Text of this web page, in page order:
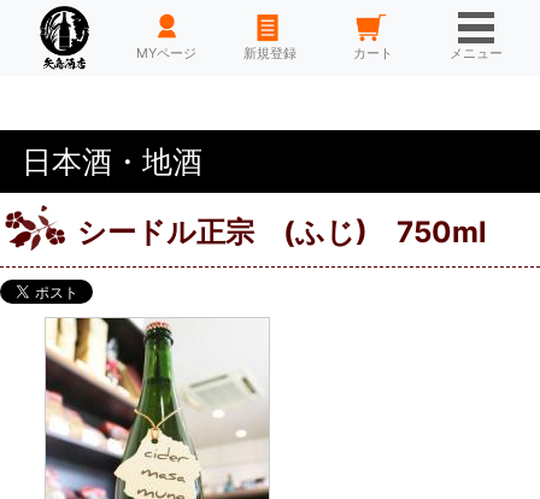
HOME MYページ 新規登録 カート メニュー
日本酒・地酒
シードル正宗 (ふじ) 750ml